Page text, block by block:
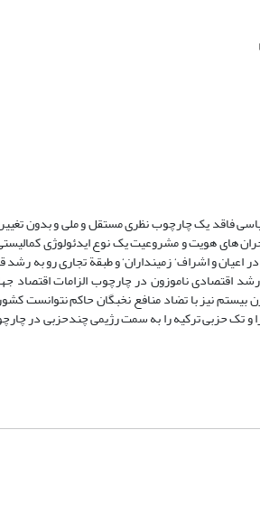
فاقد یک چارچوب نظری مستقل و ملی و بدون
های هویت و مشروعیت یک نوع ایدئولوژی
اعیان و اشراف‘ زمینداران‘ و طبقة تجاری رو به رشد
اقتصادی ناموزون در چارچوب الزامات اقتصاد
میان طبقات اجتماعی و مناطق شهری و روستایی را افزایش داد. دولت سالاری حامی سرمایه صنعتی در دهه 30 قرن بیستم نیز با تضاد منافع نخبگان حاکم
و تک حزبی ترکیه را به سمت رژیمی چندحزبی در